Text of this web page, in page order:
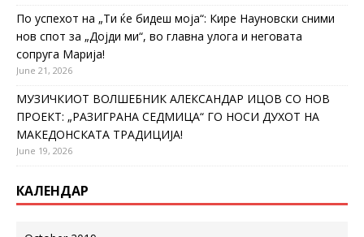
По успехот на „Ти ќе бидеш моја“: Кире Науновски сними
нов спот за „Дојди ми“, во главна улога и неговата
сопруга Марија!
June 21, 2026
МУЗИЧКИОТ ВОЛШЕБНИК АЛЕКСАНДАР ИЦОВ СО НОВ
ПРОЕКТ: „РАЗИГРАНА СЕДМИЦА“ ГО НОСИ ДУХОТ НА
МАКЕДОНСКАТА ТРАДИЦИЈА!
June 19, 2026
КАЛЕНДАР